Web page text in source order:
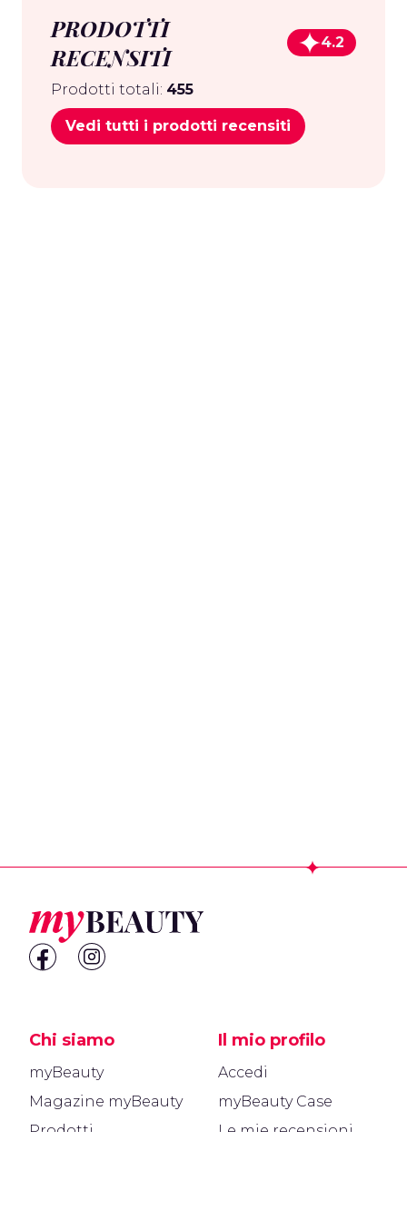
PRODOTTI
RECENSITI
4.2
Prodotti totali: 455
Vedi tutti i prodotti recensiti
Chi siamo
myBeauty
Magazine myBeauty
Prodotti
Il mio profilo
Accedi
myBeauty Case
Le mie recensioni